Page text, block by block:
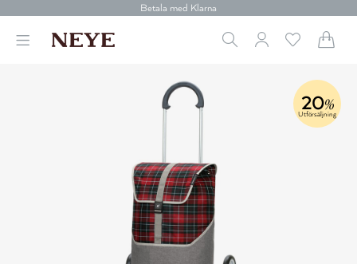
Betala med Klarna
Gratis frakt över 699 kr.
Betala med Klarna
20%
Utförsäljning